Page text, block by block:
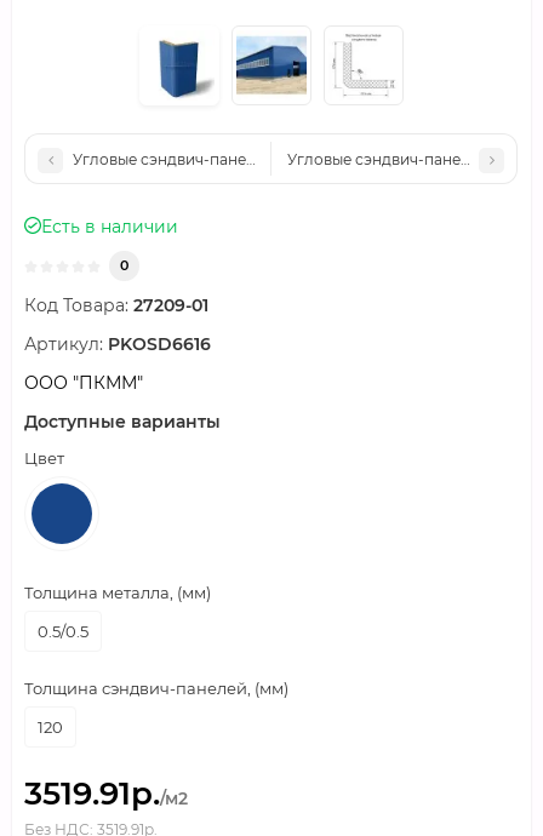
Угловые сэндвич-панели вертикальные минеральная вата,
Угловые сэндвич-панели
Есть в наличии
0
Код Товара: 27209-01
Артикул: PKOSD6616
ООО "ПКММ"
Доступные варианты
Цвет
Толщина металла, (мм)
0.5/0.5
Толщина сэндвич-панелей, (мм)
120
3519.91р./м2
Без НДС: 3519.91р.